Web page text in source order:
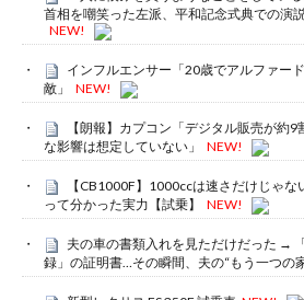
首相を嘲笑った左派、平和記念式典での演
NEW!
インフルエンサー「20歳でアルファー
敵」
NEW!
【朗報】カプコン「デジタル販売が約
な影響は想定していない」
NEW!
【CB1000F】1000ccは速さだけじゃ
って分かった実力【試乗】
NEW!
夫の車の書類入れを見ただけだった →
録」の証明書…その瞬間、夫の“もう一つの